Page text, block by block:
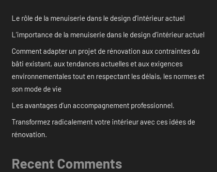
Le rôle de la menuiserie dans le design d’intérieur actuel
L’importance de la menuiserie dans le design d’intérieur actuel
Comment adapter un projet de rénovation aux contraintes du
bâti existant, aux tendances actuelles et aux exigences
environnementales tout en respectant les délais, les normes et
son mode de vie
Les avantages d’un accompagnement professionnel.
Transformez radicalement votre intérieur avec ces idées de
rénovation.
Recent Comments